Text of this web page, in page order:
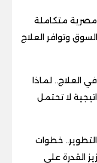
مصرية متكاملة
وتوافر العلاج
العلاج.. لماذا
لا تحتمل
خطوات
القدرة على